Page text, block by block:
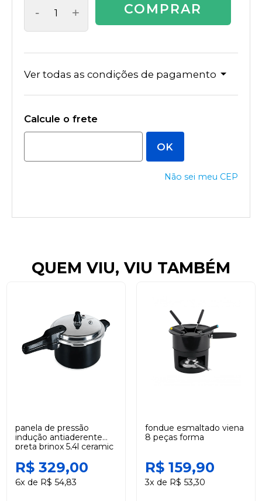
- + COMPRAR
Ver todas as condições de pagamento
Não sei meu CEP
QUEM VIU, VIU TAMBÉM
panela de pressão
indução antiaderente
preta brinox 5,4l ceramic
R$ 329,00
6x de R$ 54,83
fondue esmaltado viena
8 peças forma
R$ 159,90
3x de R$ 53,30